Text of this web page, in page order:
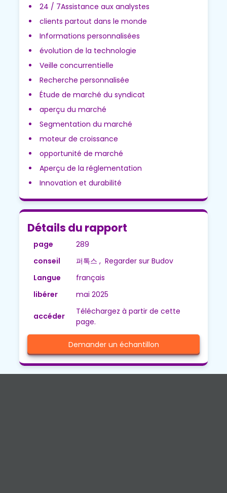
24 / 7Assistance aux analystes
clients partout dans le monde
Informations personnalisées
évolution de la technologie
Veille concurrentielle
Recherche personnalisée
Étude de marché du syndicat
aperçu du marché
Segmentation du marché
moteur de croissance
opportunité de marché
Aperçu de la réglementation
Innovation et durabilité
Détails du rapport
page
289
conseil
퍼톡스 , Regarder sur Budov
Langue
français
libérer
mai 2025
accéder
Téléchargez à partir de cette
page.
Demander un échantillon